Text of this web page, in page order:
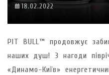
18.02.2022
PIT BULL™ продовжує
наших душ! З нагоди
«Динамо-Київ»